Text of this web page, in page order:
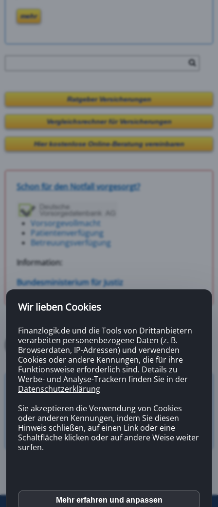
mehr
Ratgeber Versicherungen
Vergleichsrechner für Versicherungen
Hier kostenlose Online-Beratung vereinbaren
Schon für den Notfall vorgesorgt?
Vorsorgevollmacht
Patientenverfügung
Betreuungsverfügung
Information:
Bundesministerium für Justiz
Versicherungsrechner
Wir lieben Cookies
Finanzlogik.de und die Tools von Drittanbietern
verarbeiten personenbezogene Daten (z. B.
Browserdaten, IP-Adressen) und verwenden
Cookies oder andere Kennungen, die für ihre
Funktionsweise erforderlich sind. Details zu
Werbe- und Analyse-Trackern finden Sie in der
Datenschutzerklärung
Sie akzeptieren die Verwendung von Cookies
oder anderen Kennungen, indem Sie diesen
Hinweis schließen, auf einen Link oder eine
Schaltfläche klicken oder auf andere Weise weiter
surfen.
inCMS
Mehr erfahren und anpassen